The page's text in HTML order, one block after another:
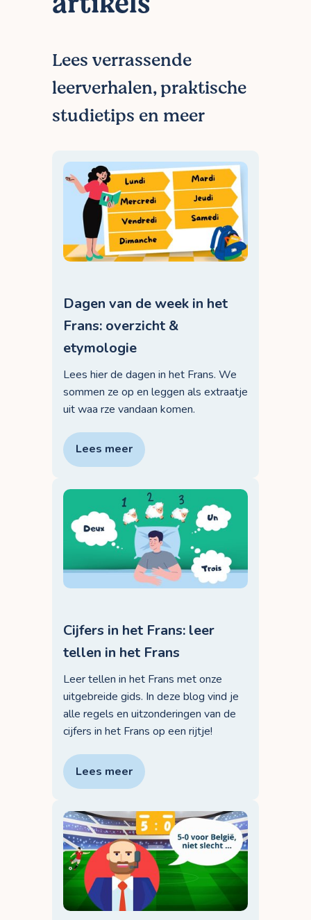
dat we enkel de beste docenten rekenen
Lees verrassende
leerverhalen, praktische
studietips en meer
Dagen van de week in het
Frans: overzicht &
etymologie
Lees hier de dagen in het Frans. We
sommen ze op en leggen als extraatje
uit waa rze vandaan komen.
Lees meer
Cijfers in het Frans: leer
tellen in het Frans
Leer tellen in het Frans met onze
uitgebreide gids. In deze blog vind je
alle regels en uitzonderingen van de
cijfers in het Frans op een rijtje!
Lees meer